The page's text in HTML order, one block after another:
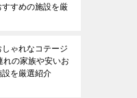
すめの施設を厳
ゃれなコテージ
れの家族や安いお
を厳選紹介